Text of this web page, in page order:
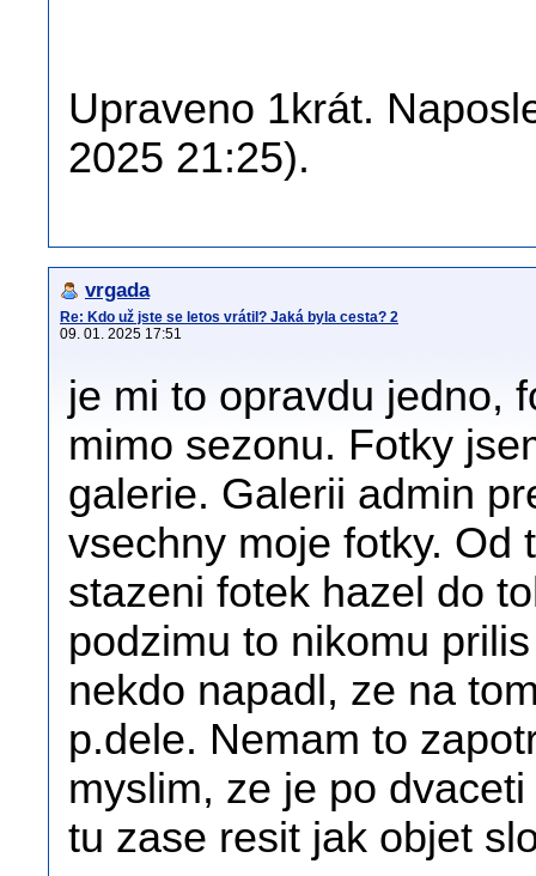
Upraveno 1krát.
2025 21:25).
vrgada
Re: Kdo už jste se letos vrátil? Jaká byla cesta? 2
09. 01. 2025 17:51
je mi to opravdu jedno,
mimo sezonu. Fotky
galerie. Galerii admin
vsechny moje fotky. Od
stazeni fotek hazel do
podzimu to nikomu
nekdo napadl, ze na
p.dele. Nemam to
myslim, ze je po
tu zase resit jak objet